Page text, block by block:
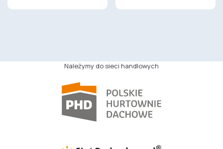
Należymy do sieci handlowych